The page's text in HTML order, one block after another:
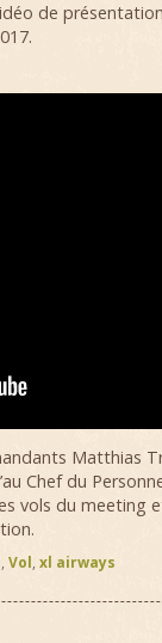
de présentation
Matthias
Chef du
vols du meeting
, Vol, xl airways